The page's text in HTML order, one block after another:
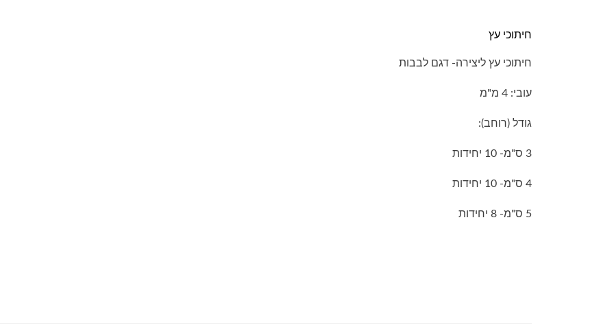
חיתוכי עץ
חיתוכי עץ ליצירה- דגם לבבות
עובי: 4 מ"מ
גודל (רוחב):
3 ס"מ- 10 יחידות
4 ס"מ- 10 יחידות
5 ס"מ- 8 יחידות